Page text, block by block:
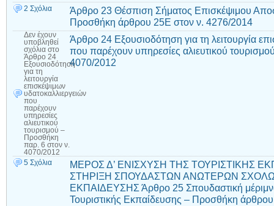
2 Σχόλια
Άρθρο 23 Θέσπιση Σήματος Επισκέψιμου
Προσθήκη άρθρου 25Ε στον ν. 4276/2014
Δεν έχουν
υποβληθεί
σχόλια στο
Άρθρο 24
Εξουσιοδότηση
για τη
λειτουργία
επισκέψιμων
υδατοκαλλιεργειών
που
παρέχουν
υπηρεσίες
αλιευτικού
τουρισμού –
Προσθήκη
παρ. 6 στον ν.
4070/2012
Άρθρο 24 Εξουσιοδότηση για τη λειτουργία
που παρέχουν υπηρεσίες αλιευτικού
4070/2012
5 Σχόλια
ΜΕΡΟΣ Δ’ ΕΝΙΣΧΥΣΗ ΤΗΣ ΤΟΥΡΙΣΤΙΚΗΣ
ΣΤΗΡΙΞΗ ΣΠΟΥΔΑΣΤΩΝ ΑΝΩΤΕΡΩΝ
ΕΚΠΑΙΔΕΥΣΗΣ Άρθρο 25 Σπουδαστική
Τουριστικής Εκπαίδευσης – Προσθήκη